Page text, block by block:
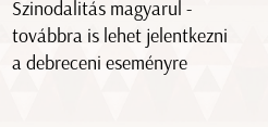
Szinodalitás magyarul -
továbbra is lehet jelentkezni
a debreceni eseményre